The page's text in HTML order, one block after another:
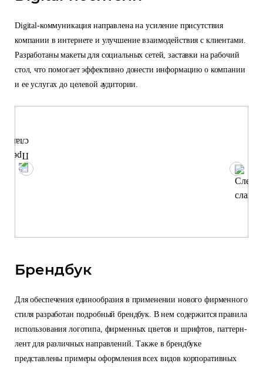
Digital-коммуникация направлена на усиление присутствия
компании в интернете и улучшение взаимодействия с клиентами.
Разработаны макеты для социальных сетей, заставки на рабочий
стол, что помогает эффективно донести информацию о компании
и ее услугах до целевой аудитории.
Брендбук
Для обеспечения единообразия в применении нового фирменного
стиля разработан подробный брендбук. В нем содержится правила
использования логотипа, фирменных цветов и шрифтов, паттерн-
лент для различных направлений. Также в брендбуке
представлены примеры оформления всех видов корпоративных